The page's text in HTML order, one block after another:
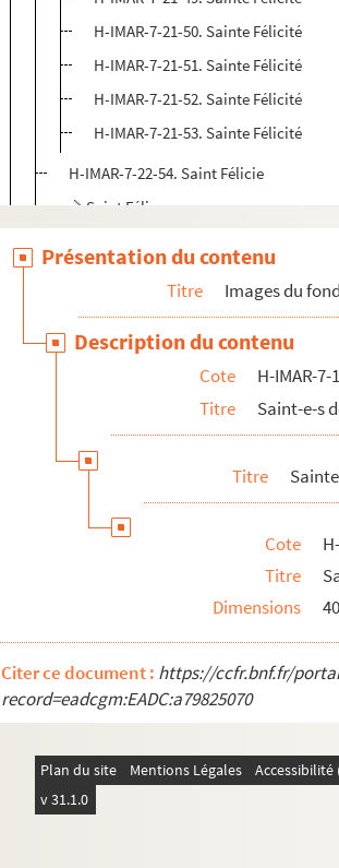
H-IMAR-7-21-50. Sainte Félicité
H-IMAR-7-21-51. Sainte Félicité
H-IMAR-7-21-52. Sainte Félicité
H-IMAR-7-21-53. Sainte Félicité
H-IMAR-7-22-54. Saint Félicie
Saint Félix
Saint Firmin
Saint Finian - Saint Finbar - Saint
H-IMAR-7-44-122. Sainte Firmina,
Saint Fidèle de Sigmaringen
H-IMAR-7-54-154. Flocellus - Filiaster
H-IMAR-7-54-155. Flocellus - Filiaster
Sainte Flavie Domitille
Sainte Flore
Sainte Fortunata, vierge
H-IMAR-7-61-168. Fructius - Fulciabus
H-IMAR-7-62-170. Sainte Foi
H-IMAR-7-63-171. Sainte Foi, vierge et
Présentation du contenu
Titre Images du
Description du contenu
Cote
H-IMAR-7-
Titre
Saint-e-s
Titre
Cote
Titre
Dimensions
Citer ce document : https://ccfr.bnf.fr/
record=eadcgm:EADC:a79825070
Plan du site Mentions Légales
v 31.1.0